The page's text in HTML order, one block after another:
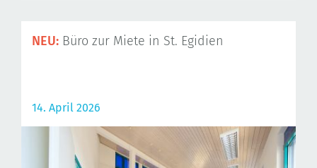
NEU: Büro zur Miete in St. Egidien
14. April 2026